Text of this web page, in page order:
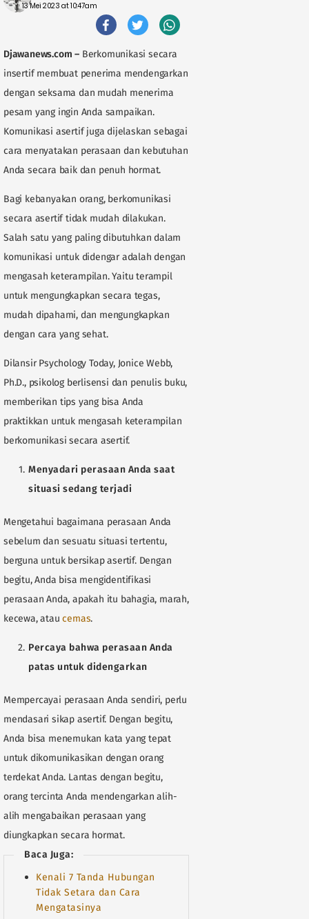
13 Mei 2023 at 10:47am
Djawanews.com – Berkomunikasi secara
insertif membuat penerima mendengarkan
dengan seksama dan mudah menerima
pesam yang ingin Anda sampaikan.
Komunikasi asertif juga dijelaskan sebagai
cara menyatakan perasaan dan kebutuhan
Anda secara baik dan penuh hormat.
Bagi kebanyakan orang, berkomunikasi
secara asertif tidak mudah dilakukan.
Salah satu yang paling dibutuhkan dalam
komunikasi untuk didengar adalah dengan
mengasah keterampilan. Yaitu terampil
untuk mengungkapkan secara tegas,
mudah dipahami, dan mengungkapkan
dengan cara yang sehat.
Dilansir Psychology Today, Jonice Webb,
Ph.D., psikolog berlisensi dan penulis buku,
memberikan tips yang bisa Anda
praktikkan untuk mengasah keterampilan
berkomunikasi secara asertif.
Menyadari perasaan Anda saat
situasi sedang terjadi
Mengetahui bagaimana perasaan Anda
sebelum dan sesuatu situasi tertentu,
berguna untuk bersikap asertif. Dengan
begitu, Anda bisa mengidentifikasi
perasaan Anda, apakah itu bahagia, marah,
kecewa, ataucemas.
Percaya bahwa perasaan Anda
patas untuk didengarkan
Mempercayai perasaan Anda sendiri, perlu
mendasari sikap asertif. Dengan begitu,
Anda bisa menemukan kata yang tepat
untuk dikomunikasikan dengan orang
terdekat Anda. Lantas dengan begitu,
orang tercinta Anda mendengarkan alih-
alih mengabaikan perasaan yang
diungkapkan secara hormat.
Baca Juga:
Kenali 7 Tanda Hubungan
Tidak Setara dan Cara
Mengatasinya